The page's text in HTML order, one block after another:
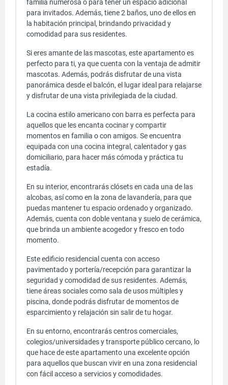
familia numerosa o para tener un espacio adicional
para invitados. Además, tiene 2 baños, uno de ellos en
la habitación principal, brindando privacidad y
comodidad para sus residentes.
Si eres amante de las mascotas, este apartamento es
perfecto para ti, ya que cuenta con la ventaja de admitir
mascotas. Además, podrás disfrutar de una vista
panorámica desde el balcón, el lugar ideal para relajarse
y disfrutar de una vista privilegiada de la ciudad.
La cocina estilo americano con barra es perfecta para
aquellos que les encanta cocinar y compartir
momentos en familia o con amigos. Se encuentra
equipada con una cocina integral, calentador y gas
domiciliario, para hacer más cómoda y práctica tu
estadía.
En su interior, encontrarás clósets en cada una de las
alcobas, así como en la zona de lavandería, para que
puedas mantener tu espacio ordenado y organizado.
Además, cuenta con doble ventana y suelo de cerámica,
que brinda un ambiente acogedor y fresco en todo
momento.
Este edificio residencial cuenta con acceso
pavimentado y portería/recepción para garantizar la
seguridad y comodidad de sus residentes. Además,
tiene áreas sociales como sala de usos múltiples y
piscina, donde podrás disfrutar de momentos de
esparcimiento y relajación sin salir de tu hogar.
En su entorno, encontrarás centros comerciales,
colegios/universidades y transporte público cercano, lo
que hace de este apartamento una excelente opción
para aquellos que buscan vivir en una zona residencial
con fácil acceso a servicios y comodidades.